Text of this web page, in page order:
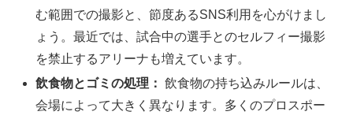
む範囲での撮影と、節度あるSNS利用を心がけまし
ょう。最近では、試合中の選手とのセルフィー撮影
を禁止するアリーナも増えています。
飲食物とゴミの処理： 飲食物の持ち込みルールは、
会場によって大きく異なります。多くのプロスポー